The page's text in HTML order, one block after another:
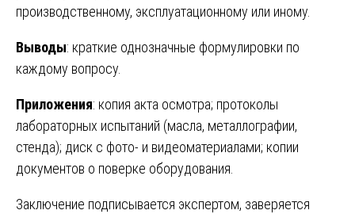
производственному, эксплуатационному или иному.
Выводы: краткие однозначные формулировки по
каждому вопросу.
Приложения: копия акта осмотра; протоколы
лабораторных испытаний (масла, металлографии,
стенда); диск с фото- и видеоматериалами; копии
документов о поверке оборудования.
Заключение подписывается экспертом, заверяется